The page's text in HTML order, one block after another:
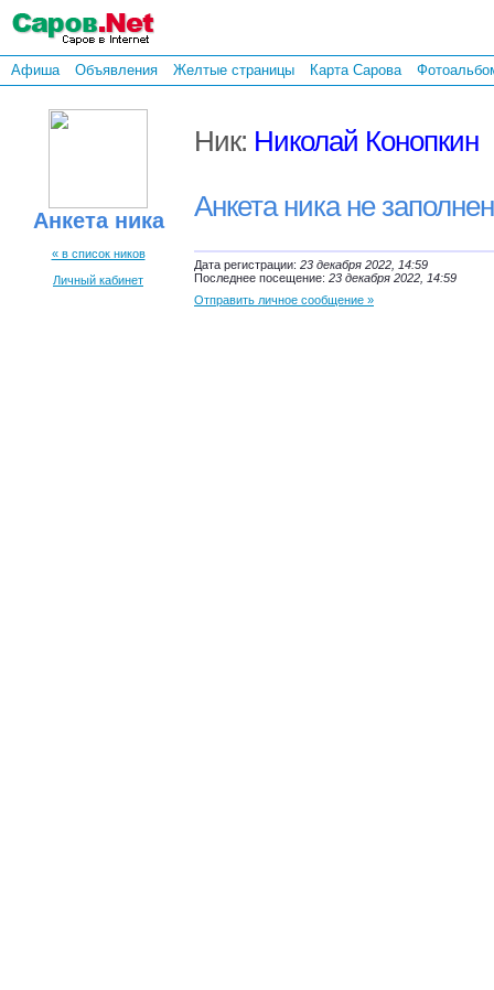
Афиша Объявления Желтые страницы Карта Сарова
Анкета ника
« в список ников
Личный кабинет
Ник: Николай Конопкин
Анкета ника не
Дата регистрации: 23 декабря 2022, 14:59
Последнее посещение: 23 декабря 2022, 14:59
Отправить личное сообщение »